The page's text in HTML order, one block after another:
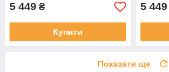
5 449 ₴
Купити
5 449
Показати ще